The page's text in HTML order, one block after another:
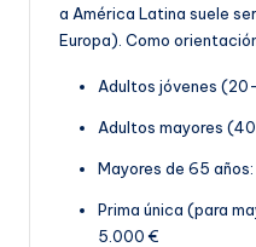
a América Latina suele
Europa). Como
Adultos jóvenes
Adultos mayores
Mayores de 65
Prima única (para
5.000 €